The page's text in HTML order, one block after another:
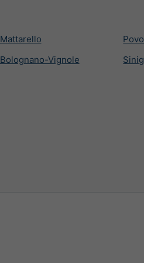
Mattarello Povo
Bolognano-Vignole